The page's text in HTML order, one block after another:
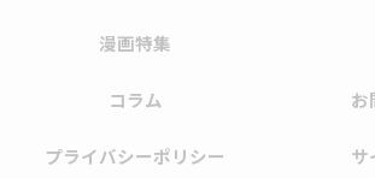
漫画特集
コラム お
プライバシーポリシー サ